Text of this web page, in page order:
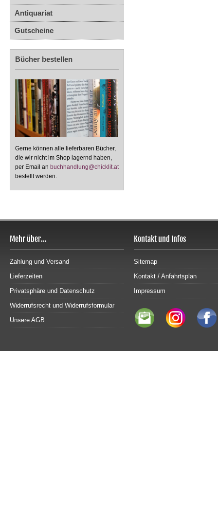
Antiquariat
Gutscheine
Bücher bestellen
Gerne können alle lieferbaren Bücher,
die wir nicht im Shop lagernd haben,
per Email an buchhandlung@chicklit.at
bestellt werden.
Mehr über...
Zahlung und Versand
Lieferzeiten
Privatsphäre und Datenschutz
Widerrufsrecht und Widerrufsformular
Unsere AGB
Kontakt und Infos
Sitemap
Kontakt / Anfahrtsplan
Impressum